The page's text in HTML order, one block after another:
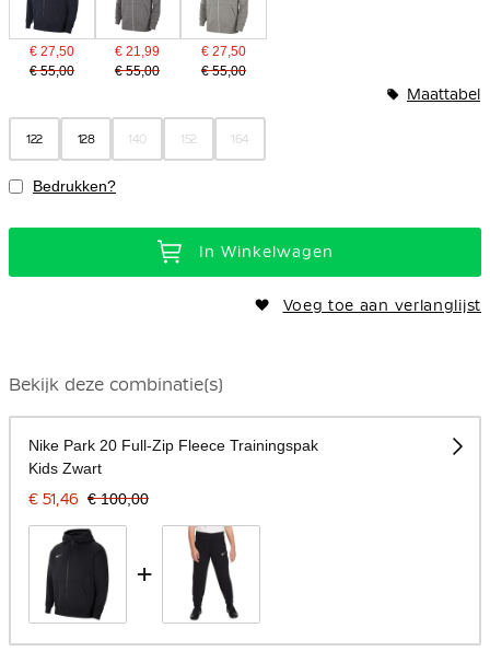
€ 27,50
€ 55,00
€ 21,99
€ 55,00
€ 27,50
€ 55,00
122 128 140 152 164
Maattabel
Bedrukken?
In Winkelwagen
Voeg toe aan verlanglijst
Bekijk deze combinatie(s)
Nike Park 20 Full-Zip Fleece Trainingspak
Kids Zwart
€ 51,46 € 100,00
+